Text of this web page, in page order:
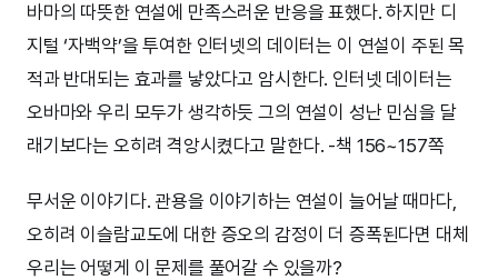
바마의 따뜻한 연설에 만족스러운 반응을 표했다. 하지만 디
지털 ‘자백약’을 투여한 인터넷의 데이터는 이 연설이 주된 목
적과 반대되는 효과를 낳았다고 암시한다. 인터넷 데이터는
오바마와 우리 모두가 생각하듯 그의 연설이 성난 민심을 달
래기보다는 오히려 격앙시켰다고 말한다. -책 156~157쪽
무서운 이야기다. 관용을 이야기하는 연설이 늘어날 때마다,
오히려 이슬람교도에 대한 증오의 감정이 더 증폭된다면 대체
우리는 어떻게 이 문제를 풀어갈 수 있을까?